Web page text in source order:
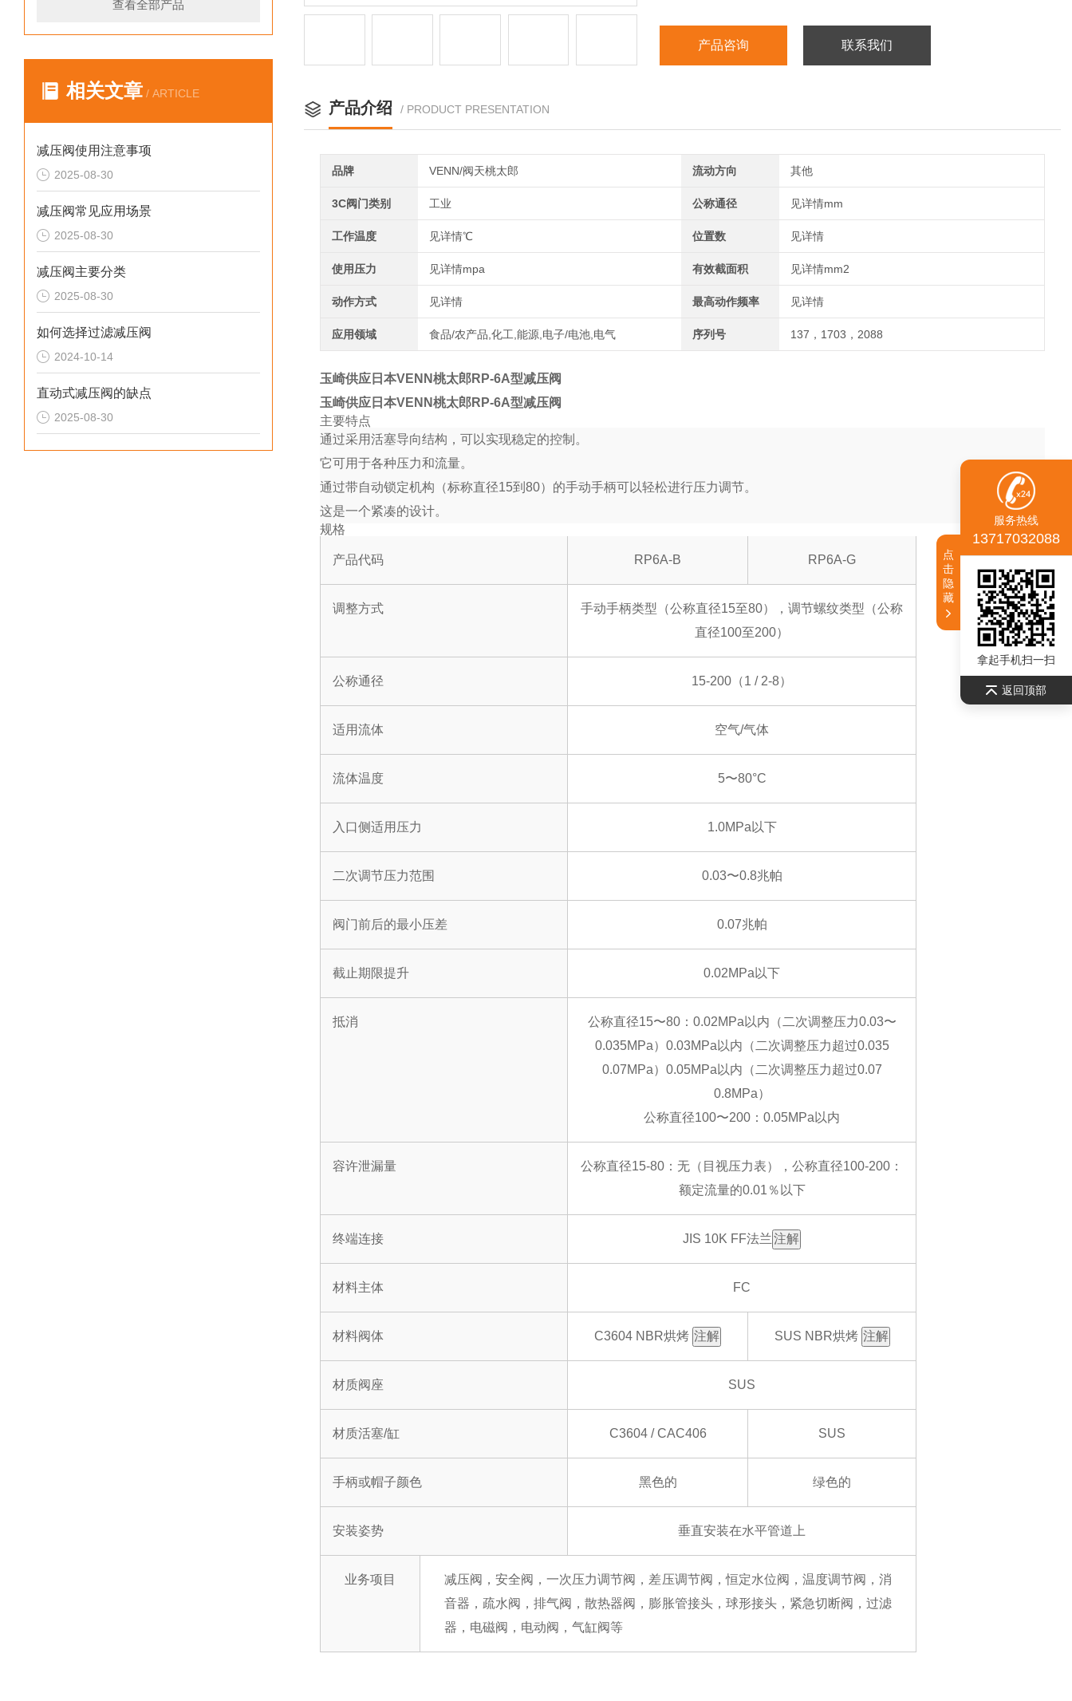
查看全部产品
相关文章 / ARTICLE
减压阀使用注意事项
2025-08-30
减压阀常见应用场景
2025-08-30
减压阀主要分类
2025-08-30
如何选择过滤减压阀
2024-10-14
直动式减压阀的缺点
2025-08-30
产品咨询 联系我们
产品介绍 / PRODUCT PRESENTATION
品牌 VENN/阀天桃太郎 流动方向 其他
3C阀门类别 工业 公称通径 见详情mm
工作温度 见详情℃ 位置数 见详情
使用压力 见详情mpa 有效截面积 见详情mm2
动作方式 见详情 最高动作频率 见详情
应用领域 食品/农产品,化工,能源,电子/电池,电气 序列号 137，1703，2088
玉崎供应日本VENN桃太郎RP-6A型减压阀
玉崎供应日本VENN桃太郎RP-6A型减压阀
主要特点
通过采用活塞导向结构，可以实现稳定的控制。
它可用于各种压力和流量。
通过带自动锁定机构（标称直径15到80）的手动手柄可以轻松进行压力调节。
这是一个紧凑的设计。
规格
产品代码 RP6A-B RP6A-G
调整方式
手动手柄类型（公称直径15至80），调节螺纹类型（公称
直径100至200）
公称通径 15-200（1 / 2-8）
适用流体 空气/气体
流体温度 5〜80°C
入口侧适用压力 1.0MPa以下
二次调节压力范围 0.03〜0.8兆帕
阀门前后的最小压差 0.07兆帕
截止期限提升 0.02MPa以下
抵消
公称直径15〜80：0.02MPa以内（二次调整压力0.03〜
0.035MPa）0.03MPa以内（二次调整压力超过0.035
0.07MPa）0.05MPa以内（二次调整压力超过0.07
0.8MPa）
公称直径100〜200：0.05MPa以内
容许泄漏量
公称直径15-80：无（目视压力表），公称直径100-200：
额定流量的0.01％以下
终端连接 JIS 10K FF法兰注解
材料主体 FC
材料阀体 C3604 NBR烘烤 注解 SUS NBR烘烤 注解
材质阀座 SUS
材质活塞/缸 C3604 / CAC406 SUS
手柄或帽子颜色 黑色的 绿色的
安装姿势 垂直安装在水平管道上
业务项目
减压阀，安全阀，一次压力调节阀，差压调节阀，恒定水位阀，温度调节阀，消
音器，疏水阀，排气阀，散热器阀，膨胀管接头，球形接头，紧急切断阀，过滤
器，电磁阀，电动阀，气缸阀等
服务热线
13717032088
拿起手机扫一扫
返回顶部
点
击
隐
藏